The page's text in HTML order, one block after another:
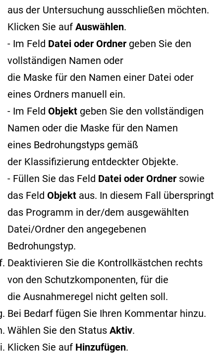
aus der Untersuchung ausschließen möchten.
Klicken Sie auf Auswählen.
- Im Feld Datei oder Ordner geben Sie den
vollständigen Namen oder
die Maske für den Namen einer Datei oder
eines Ordners manuell ein.
- Im Feld Objekt geben Sie den vollständigen
Namen oder die Maske für den Namen
eines Bedrohungstyps gemäß
der Klassifizierung entdeckter Objekte.
- Füllen Sie das Feld Datei oder Ordner sowie
das Feld Objekt aus. In diesem Fall überspringt
das Programm in der/dem ausgewählten
Datei/Ordner den angegebenen
Bedrohungstyp.
Deaktivieren Sie die Kontrollkästchen rechts
von den Schutzkomponenten, für die
die Ausnahmeregel nicht gelten soll.
Bei Bedarf fügen Sie Ihren Kommentar hinzu.
Wählen Sie den Status Aktiv.
Klicken Sie auf Hinzufügen.